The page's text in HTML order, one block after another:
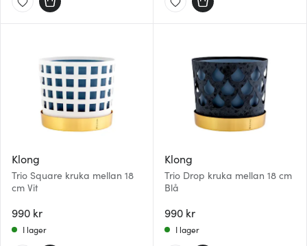
Klong
Trio Square kruka mellan 18
cm Vit
990 kr
I lager
Klong
Trio Drop kruka mellan 18 cm
Blå
990 kr
I lager